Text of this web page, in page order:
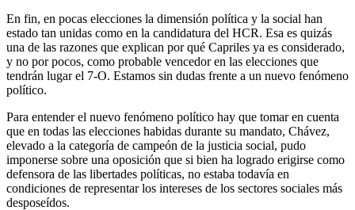
En fin, en pocas elecciones la dimensión política y la social han
estado tan unidas como en la candidatura del HCR. Esa es quizás
una de las razones que explican por qué Capriles ya es considerado,
y no por pocos, como probable vencedor en las elecciones que
tendrán lugar el 7-O. Estamos sin dudas frente a un nuevo fenómeno
político.
Para entender el nuevo fenómeno político hay que tomar en cuenta
que en todas las elecciones habidas durante su mandato, Chávez,
elevado a la categoría de campeón de la justicia social, pudo
imponerse sobre una oposición que si bien ha logrado erigirse como
defensora de las libertades políticas, no estaba todavía en
condiciones de representar los intereses de los sectores sociales más
desposeídos.